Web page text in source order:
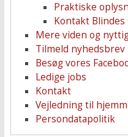
Praktiske
Kontakt
Mere viden og
Tilmeld nyhedsbrev
Besøg vores
Ledige jobs
Kontakt
Vejledning til
Persondatapolitik